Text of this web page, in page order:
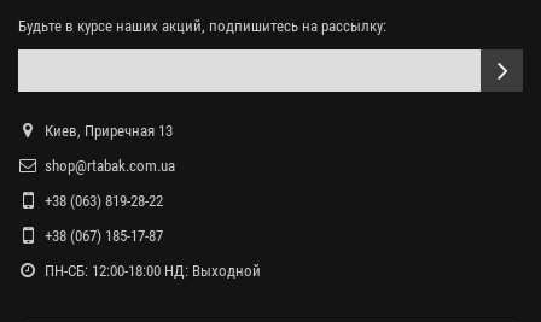
Будьте в курсе наших акций, подпишитесь на рассылку:
Киев, Приречная 13
shop@rtabak.com.ua
+38 (063) 819-28-22
+38 (067) 185-17-87
ПН-СБ: 12:00-18:00 НД: Выходной